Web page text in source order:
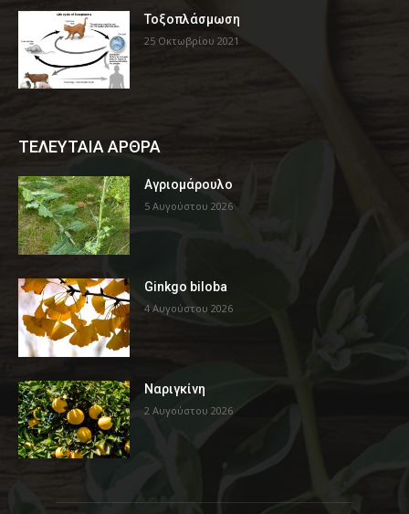
Τοξοπλάσμωση
25 Οκτωβρίου 2021
ΤΕΛΕΥΤΑΙΑ ΑΡΘΡΑ
Αγριομάρουλο
5 Αυγούστου 2026
Ginkgo biloba
4 Αυγούστου 2026
Ναριγκίνη
2 Αυγούστου 2026